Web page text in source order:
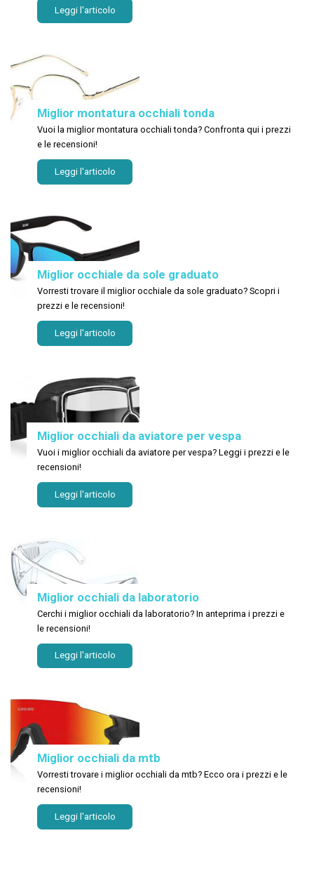
Leggi l'articolo
Miglior montatura occhiali tonda
Vuoi la miglior montatura occhiali tonda? Confronta qui i prezzi
e le recensioni!
Leggi l'articolo
Miglior occhiale da sole graduato
Vorresti trovare il miglior occhiale da sole graduato? Scopri i
prezzi e le recensioni!
Leggi l'articolo
Miglior occhiali da aviatore per vespa
Vuoi i miglior occhiali da aviatore per vespa? Leggi i prezzi e le
recensioni!
Leggi l'articolo
Miglior occhiali da laboratorio
Cerchi i miglior occhiali da laboratorio? In anteprima i prezzi e
le recensioni!
Leggi l'articolo
Miglior occhiali da mtb
Vorresti trovare i miglior occhiali da mtb? Ecco ora i prezzi e le
recensioni!
Leggi l'articolo